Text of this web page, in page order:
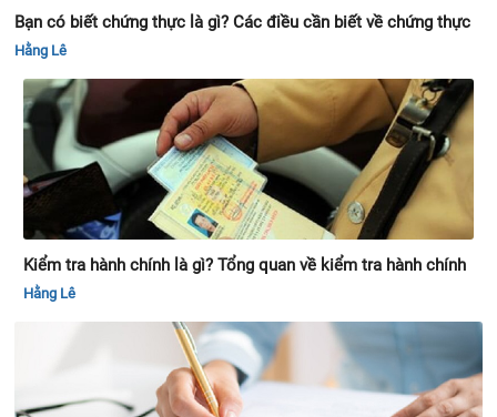
Bạn có biết chứng thực là gì? Các điều cần biết về chứng thực
Hằng Lê
Kiểm tra hành chính là gì? Tổng quan về kiểm tra hành chính
Hằng Lê